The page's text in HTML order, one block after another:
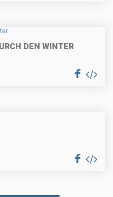
DEN WINTER